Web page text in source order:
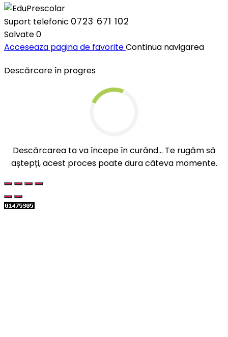
Suport telefonic 0723 671 102
Salvate0
Acceseaza pagina de favoriteContinua navigarea
Descărcare în progres
Descărcarea ta va începe în curând... Te rugăm să
aștepți, acest proces poate dura câteva momente.